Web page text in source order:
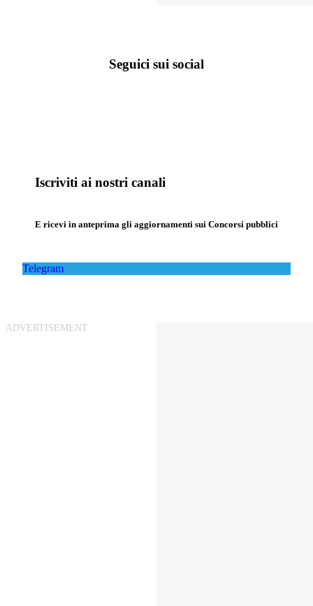
Seguici sui social
Iscriviti ai nostri canali
E ricevi in anteprima gli aggiornamenti sui Concorsi pubblici
Telegram